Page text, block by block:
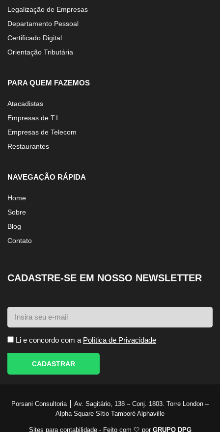
Legalização de Empresas
Departamento Pessoal
Certificado Digital
Orientação Tributária
PARA QUEM FAZEMOS
Atacadistas
Empresas de T.I
Empresas de Telecom
Restaurantes
NAVEGAÇÃO RÁPIDA
Home
Sobre
Blog
Contato
CADASTRE-SE EM NOSSO NEWSLETTER
Li e concordo com a Política de Privacidade
CADASTRAR
Porsani Consultoria │ Av. Sagitário, 138 – Conj. 1803. Torre London –
Alpha Square Sítio Tamboré Alphaville
Sites para contabilidade - Feito com 🤍 por GRUPO DPG